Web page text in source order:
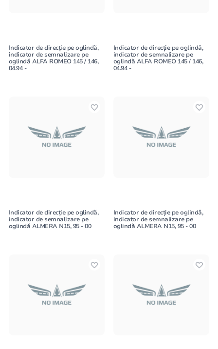
Indicator de direcție pe oglindă,
indicator de semnalizare pe
oglindă ALFA ROMEO 145 / 146,
04.94 -
Indicator de direcție pe oglindă,
indicator de semnalizare pe
oglindă ALFA ROMEO 145 / 146,
04.94 -
Indicator de direcție pe oglindă,
indicator de semnalizare pe
oglindă ALMERA N15, 95 - 00
Indicator de direcție pe oglindă,
indicator de semnalizare pe
oglindă ALMERA N15, 95 - 00